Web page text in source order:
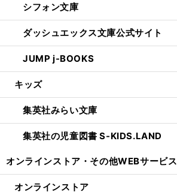
シフォン文庫
ダッシュエックス文庫公式サイト
JUMP j-BOOKS
キッズ
集英社みらい文庫
集英社の児童図書 S-KIDS.LAND
オンラインストア・ その他WEBサービス
オンラインストア